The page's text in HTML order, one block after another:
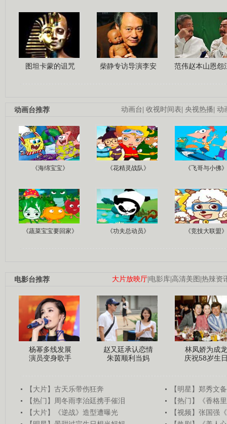
图坦卡蒙的诅咒 柴静专访导演李安 范伟赵本山恩怨
动画台| 收视时间表| 央视热播| 动
动画台推荐
《海绵宝宝》 《花精灵战队》 《飞哥与小佛》
《蔬菜宝宝要回家》 《功夫总动员》 《竞技大联盟》
大片放映厅|电影库|高清美图 |热辣资
电影台推荐
杨幂多线发展
演员变身歌手
赵又廷承认恋情
朱茵顺利当妈
林凤娇为成龙
庆祝58岁生
【大片】古天乐带伤狂奔
【明星】郑秀文
【热门】周冬雨李治廷携手催泪
【热门】《香格
【大片】《逆战》造型遭曝光
【视频】张国强